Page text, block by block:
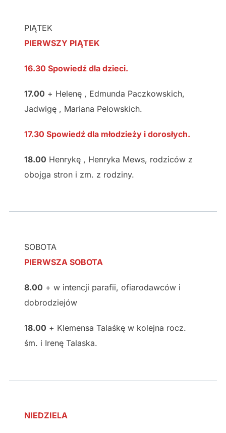
PIĄTEK
PIERWSZY PIĄTEK
16.30 Spowiedź dla dzieci.
17.00 + Helenę , Edmunda Paczkowskich,
Jadwigę , Mariana Pelowskich.
17.30 Spowiedź dla młodzieży i dorosłych.
18.00 Henrykę , Henryka Mews, rodziców z
obojga stron i zm. z rodziny.
SOBOTA
PIERWSZA SOBOTA
8.00 + w intencji parafii, ofiarodawców i
dobrodziejów
18.00 + Klemensa Talaśkę w kolejna rocz.
śm. i Irenę Talaska.
NIEDZIELA